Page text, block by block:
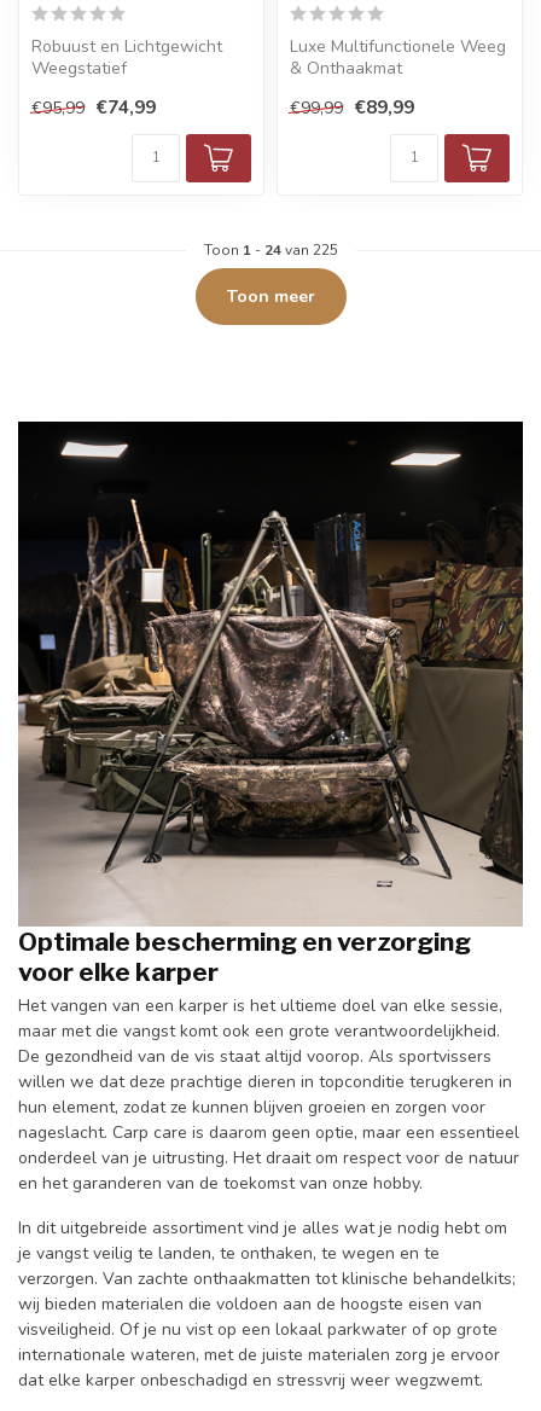
Robuust en Lichtgewicht
Weegstatief
€95,99 €74,99
Luxe Multifunctionele Weeg
& Onthaakmat
€99,99 €89,99
Toon 1- 24van 225
Toon meer
Optimale bescherming en verzorging
voor elke karper
Het vangen van een karper is het ultieme doel van elke sessie,
maar met die vangst komt ook een grote verantwoordelijkheid.
De gezondheid van de vis staat altijd voorop. Als sportvissers
willen we dat deze prachtige dieren in topconditie terugkeren in
hun element, zodat ze kunnen blijven groeien en zorgen voor
nageslacht. Carp care is daarom geen optie, maar een essentieel
onderdeel van je uitrusting. Het draait om respect voor de natuur
en het garanderen van de toekomst van onze hobby.
In dit uitgebreide assortiment vind je alles wat je nodig hebt om
je vangst veilig te landen, te onthaken, te wegen en te
verzorgen. Van zachte onthaakmatten tot klinische behandelkits;
wij bieden materialen die voldoen aan de hoogste eisen van
visveiligheid. Of je nu vist op een lokaal parkwater of op grote
internationale wateren, met de juiste materialen zorg je ervoor
dat elke karper onbeschadigd en stressvrij weer wegzwemt.